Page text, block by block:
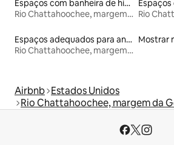
Espaços com banheira de hidromassagem
Rio Chattahoochee, margem da Geórgia
Espaços adequados para animais de estimação
Rio Chattahoochee, margem da Geórgia
Mostrar
Airbnb Estados Unidos
Rio Chattahoochee, margem da